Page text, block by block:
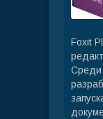
Foxit
Среди